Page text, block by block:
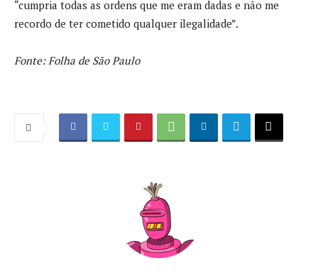
“cumpria todas as ordens que me eram dadas e não me
recordo de ter cometido qualquer ilegalidade”.
Fonte: Folha de São Paulo